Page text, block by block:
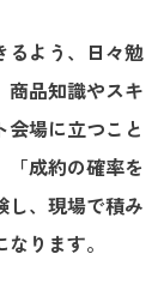
るよう、日々勉
商品知識やスキ
場に立つこと
「成約の確率を
し、現場で積み
ります。